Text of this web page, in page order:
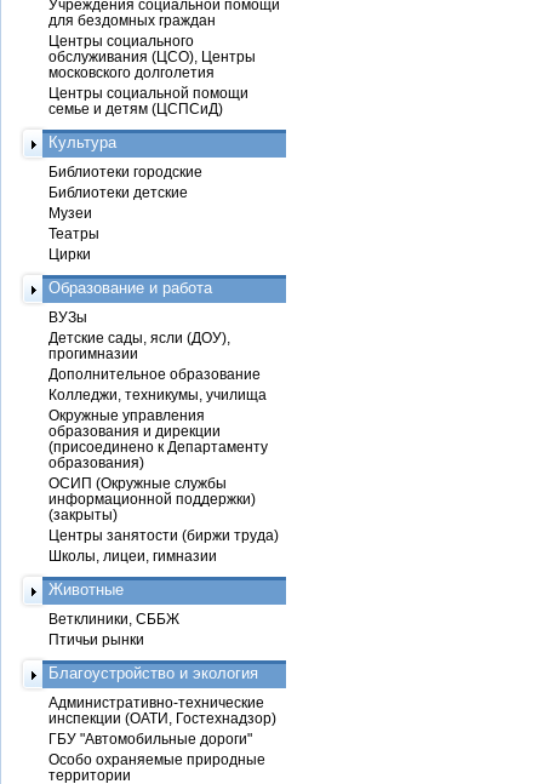
Учреждения социальной помощи
для бездомных граждан
Центры социального
обслуживания (ЦСО), Центры
московского долголетия
Центры социальной помощи
семье и детям (ЦСПСиД)
Культура
Библиотеки городские
Библиотеки детские
Музеи
Театры
Цирки
Образование и работа
ВУЗы
Детские сады, ясли (ДОУ),
прогимназии
Дополнительное образование
Колледжи, техникумы, училища
Окружные управления
образования и дирекции
(присоединено к Департаменту
образования)
ОСИП (Окружные службы
информационной поддержки)
(закрыты)
Центры занятости (биржи труда)
Школы, лицеи, гимназии
Животные
Ветклиники, СББЖ
Птичьи рынки
Благоустройство и экология
Административно-технические
инспекции (ОАТИ, Гостехнадзор)
ГБУ "Автомобильные дороги"
Особо охраняемые природные
территории